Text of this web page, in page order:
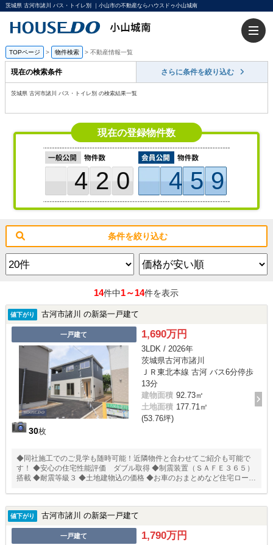
茨城県 古河市諸川 バス・トイレ別 ｜小山市の不動産ならハウスドゥ小山城南
TOPページ > 物件検索 > 不動産情報一覧
現在の検索条件 さらに条件を絞り込む
茨城県 古河市諸川 バス・トイレ別 の検索結果一覧
現在の登録物件数
420 459
条件を絞り込む
14件中1～14件を表示
値下がり 古河市諸川 の新築一戸建て
一戸建て
30枚
1,690万円
3LDK / 2026年
茨城県古河市諸川
ＪＲ東北本線 古河 バス6分停歩
13分
建物面積 92.73㎡
土地面積 177.71㎡
(53.76坪)
◆同社施工でのご見学も随時可能！近隣物件と合わせてご紹介も可能で
す！ ◆安心の住宅性能評価 ダブル取得 ◆制震装置（ＳＡＦＥ３６５）
搭載 ◆耐震等級３ ◆土地建物込の価格 ◆お車のおまとめなど住宅ローン
する家、壁全体で家を支え守る、耐力壁。
値下がり 古河市諸川 の新築一戸建て
一戸建て 1,790万円